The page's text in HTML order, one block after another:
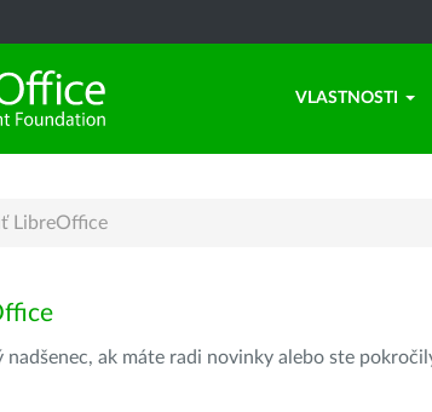
VLASTNOSTI
LibreOffice
ak máte radi novinky alebo ste